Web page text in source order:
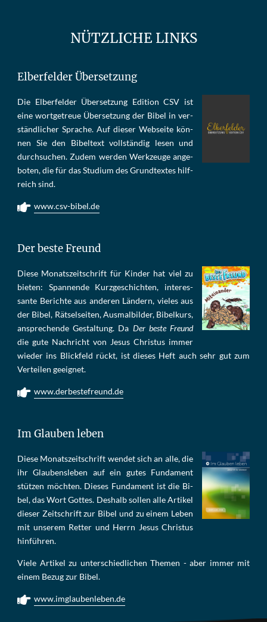
NÜTZLICHE LINKS
Elberfelder Übersetzung
Die Elber­fel­der Über­set­zung Edi­tion CSV ist
eine wort­ge­treue Über­set­zung der Bi­bel in ver­
ständ­li­cher Spra­che. Auf die­ser Web­sei­te kön­
nen Sie den Bi­bel­text voll­stän­dig le­sen und
durch­su­chen. Zu­dem wer­den Werk­zeu­ge an­ge­
bo­ten, die für das Stu­di­um des Grund­tex­tes hilf­
reich sind.
www.csv-bibel.de
Der beste Freund
Die­se Mo­nats­zeit­schrift für Kin­der hat viel zu
bie­ten: Span­nen­de Kurz­ge­schich­ten, in­te­res­
san­te Be­rich­te aus an­de­ren Län­dern, vie­les aus
der Bi­bel, Rät­sel­sei­ten, Aus­mal­bil­der, Bi­bel­kurs,
an­sprech­ende Ge­stal­tung. Da Der beste Freund
die gu­te Nach­richt von Je­sus Chris­tus im­mer
wie­der ins Blick­feld rückt, ist die­ses Heft auch sehr gut zum
Ver­tei­len ge­eig­net.
www.derbestefreund.de
Im Glauben leben
Die­se Mo­nats­zeit­schrift wen­det sich an alle, die
ihr Glau­bens­le­ben auf ein gu­tes Fun­da­ment
stüt­zen möch­ten. Die­ses Fun­da­ment ist die Bi­
bel, das Wort Got­tes. Des­halb sol­len al­le Ar­ti­kel
die­ser Zeit­schrift zur Bi­bel und zu ei­nem Le­ben
mit un­se­rem Ret­ter und Herrn Je­sus Chris­tus
hin­füh­ren.
Viele Artikel zu unterschiedlichen Themen - aber immer mit
einem Bezug zur Bibel.
www.imglaubenleben.de